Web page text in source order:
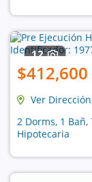
12
$412,600
Ver Dirección
2 Dorms, 1
Hipotecaria